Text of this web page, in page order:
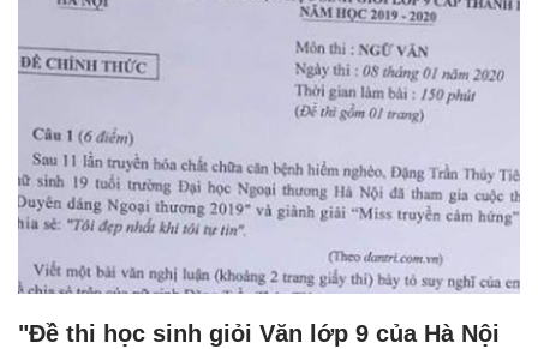
"Đề thi học sinh giỏi Văn lớp 9 của Hà Nội